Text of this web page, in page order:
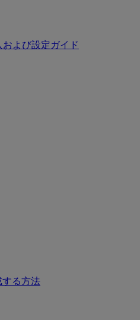
および設定ガイド
する方法